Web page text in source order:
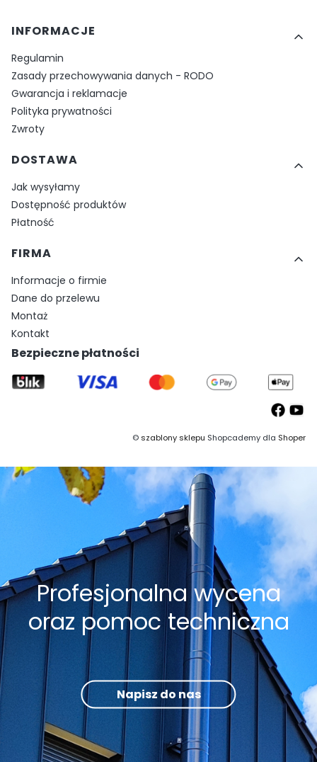
Linki w stopce
INFORMACJE
Regulamin
Zasady przechowywania danych - RODO
Gwarancja i reklamacje
Polityka prywatności
Zwroty
DOSTAWA
Jak wysyłamy
Dostępność produktów
Płatność
FIRMA
Informacje o firmie
Dane do przelewu
Montaż
Kontakt
Bezpieczne płatności
©szablony sklepu Shopcademy dla Shoper
Profesjonalna wycena
oraz pomoc techniczna
Napisz do nas